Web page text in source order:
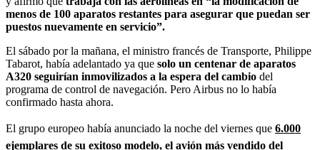
menos de 100 aparatos restantes para asegurar que puedan ser
puestos nuevamente en servicio”.
El sábado por la mañana, el ministro francés de Transporte, Philippe
Tabarot, había adelantado ya que solo un centenar de aparatos
A320 seguirían inmovilizados a la espera del cambio del
programa de control de navegación. Pero Airbus no lo había
confirmado hasta ahora.
El grupo europeo había anunciado la noche del viernes que 6.000
ejemplares de su exitoso modelo, el avión más vendido del